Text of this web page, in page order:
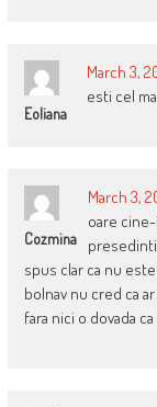
Eoliana
March 3,
esti cel
Cozmina
March 3,
oare
spus clar ca nu
bolnav nu cred ca
fara nici o dovada